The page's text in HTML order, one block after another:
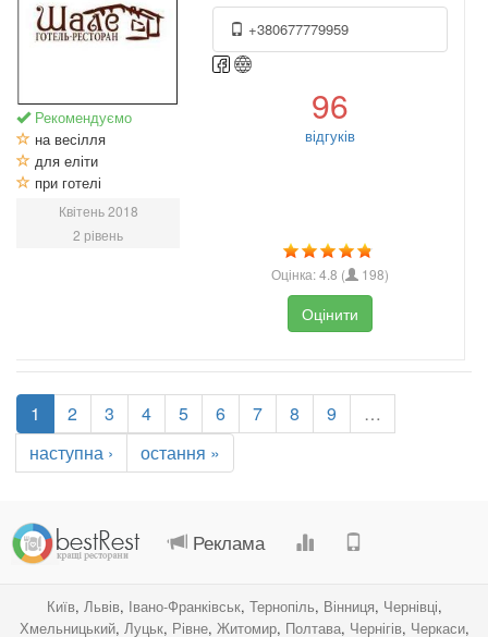
Рекомендуємо
на весілля
для еліти
при готелі
Квітень 2018
2 рівень
+380677779959
96
відгуків
Оцінка:4.8 ( 198)
Оцінити
1 2 3 4 5 6 7 8 9
…
наступна ›
остання »
Реклама
Київ, Львів, Івано-Франківськ, Тернопіль, Вінниця, Чернівці,
Хмельницький, Луцьк, Рівне, Житомир, Полтава, Чернігів, Черкаси,